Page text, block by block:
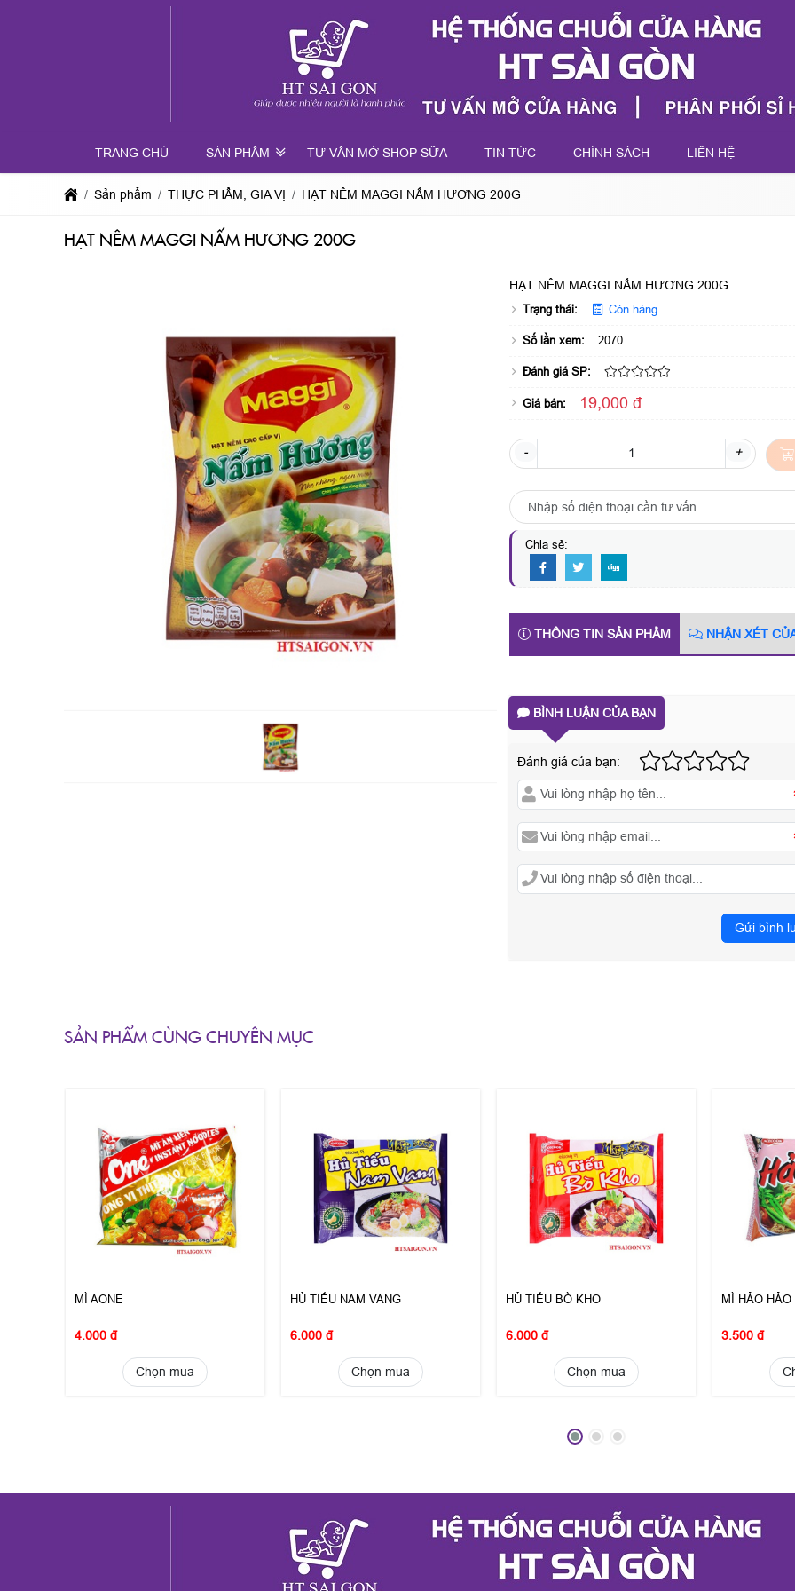
TRANG CHỦ SẢN PHẨM TƯ VẤN MỞ SHOP SỮA TIN TỨC CHÍNH SÁCH LIÊN HỆ
Sản phẩm THỰC PHẨM, GIA VỊ HẠT NÊM MAGGI NẤM HƯƠNG 200G
HẠT NÊM MAGGI NẤM HƯƠNG 200G
HẠT NÊM MAGGI NẤM HƯƠNG 200G
Trạng thái: Còn hàng
Số lần xem: 2070
Đánh giá SP:
Giá bán: 19,000 đ
- +
Chia sẻ:
THÔNG TIN SẢN PHẨM NHẬN XÉT
BÌNH LUẬN CỦA BẠN
Đánh giá của bạn:
Gửi bình
SẢN PHẨM CÙNG CHUYÊN MỤC
MÌ AONE
4.000 đ
Chọn mua
HỦ TIẾU NAM VANG
6.000 đ
Chọn mua
HỦ TIẾU BÒ KHO
6.000 đ
Chọn mua
MÌ HẢO HẢO
3.500 đ